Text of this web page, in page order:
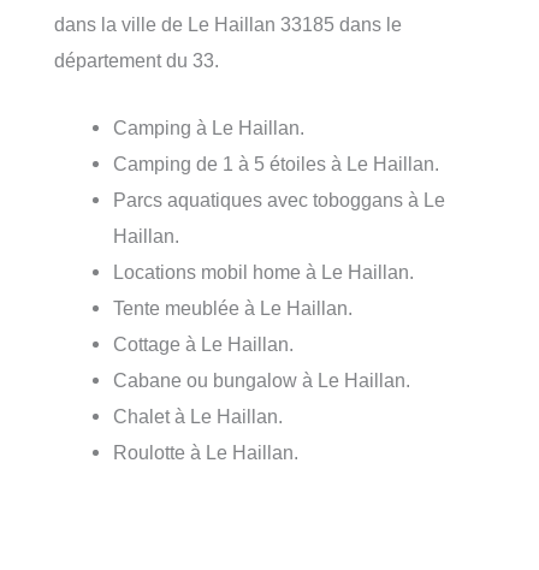
dans la ville de Le Haillan 33185 dans le
département du 33.
Camping à Le Haillan.
Camping de 1 à 5 étoiles à Le Haillan.
Parcs aquatiques avec toboggans à Le
Haillan.
Locations mobil home à Le Haillan.
Tente meublée à Le Haillan.
Cottage à Le Haillan.
Cabane ou bungalow à Le Haillan.
Chalet à Le Haillan.
Roulotte à Le Haillan.